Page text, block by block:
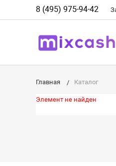
8 (495) 975-94-42
Главная Каталог
Элемент не найден